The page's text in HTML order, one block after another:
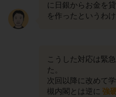
に日銀からお金を
を作ったというわけ
こうした対応は緊
た。
次回以降に改めて
槻内閣とは逆に 強